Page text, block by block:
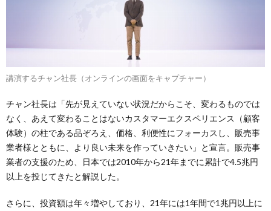
講演するチャン社長（オンラインの画面をキャプチャー）
チャン社長は「先が見えていない状況だからこそ、変わるものでは
なく、あえて変わることはないカスタマーエクスペリエンス（顧客
体験）の柱である品ぞろえ、価格、利便性にフォーカスし、販売事
業者様とともに、より良い未来を作っていきたい」と宣言。販売事
業者の支援のため、日本では2010年から21年までに累計で4.5兆円
以上を投じてきたと解説した。
さらに、投資額は年々増やしており、21年には1年間で1兆円以上に